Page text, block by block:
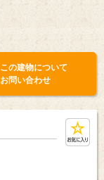
この建物について
お問い合わせ